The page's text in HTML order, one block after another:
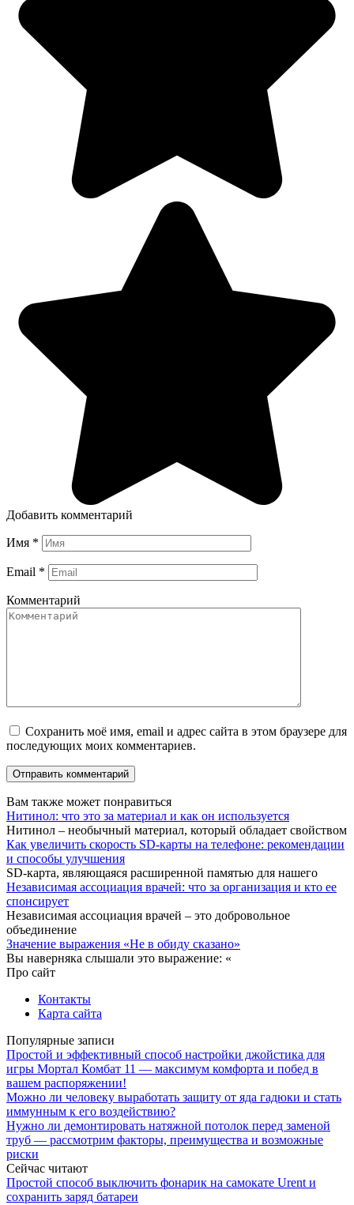
Добавить комментарий
Имя *
Email *
Комментарий
Сохранить моё имя, email и адрес сайта в этом браузере для
последующих моих комментариев.
Вам также может понравиться
Нитинол: что это за материал и как он используется
Нитинол – необычный материал, который обладает свойством
Как увеличить скорость SD-карты на телефоне: рекомендации
и способы улучшения
SD-карта, являющаяся расширенной памятью для нашего
Независимая ассоциация врачей: что за организация и кто ее
спонсирует
Независимая ассоциация врачей – это добровольное
объединение
Значение выражения «Не в обиду сказано»
Вы наверняка слышали это выражение: «
Про сайт
Контакты
Карта сайта
Популярные записи
Простой и эффективный способ настройки джойстика для
игры Мортал Комбат 11 — максимум комфорта и побед в
вашем распоряжении!
Можно ли человеку выработать защиту от яда гадюки и стать
иммунным к его воздействию?
Нужно ли демонтировать натяжной потолок перед заменой
труб — рассмотрим факторы, преимущества и возможные
риски
Сейчас читают
Простой способ выключить фонарик на самокате Urent и
сохранить заряд батареи